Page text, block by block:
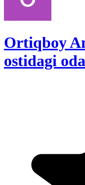
Ortiqboy
ostidagi